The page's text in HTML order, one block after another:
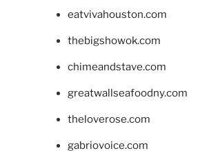
eatvivahouston.com
thebigshowok.com
chimeandstave.com
greatwallseafoodny.com
theloverose.com
gabriovoice.com